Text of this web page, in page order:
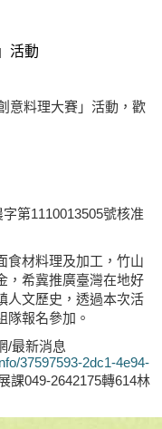
活動
意料理大賽」活動，歡
第1110013505號核准
食材料理及加工，竹山
，希冀推廣臺灣在地好
人文歷史，透過本次活
隊報名參加。
/最新消息
37597593-2dc1-4e94-
課049-2642175轉614林